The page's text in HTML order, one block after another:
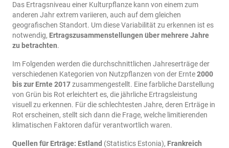
Das Ertragsniveau einer Kulturpflanze kann von einem zum
anderen Jahr extrem variieren, auch auf dem gleichen
geografischen Standort. Um diese Variabilität zu erkennen ist es
notwendig, Ertragszusammenstellungen über mehrere Jahre
zu betrachten.
Im Folgenden werden die durchschnittlichen Jahreserträge der
verschiedenen Kategorien von Nutzpflanzen von der Ernte2000
bis zur Ernte 2017zusammengestellt. Eine farbliche Darstellung
von Grün bis Rot erleichtert es, die jährliche Ertragsleistung
visuell zu erkennen. Für die schlechtesten Jahre, deren Erträge in
Rot erscheinen, stellt sich dann die Frage, welche limitierenden
klimatischen Faktoren dafür verantwortlich waren.
Quellen für Erträge: Estland (Statistics Estonia), Frankreich